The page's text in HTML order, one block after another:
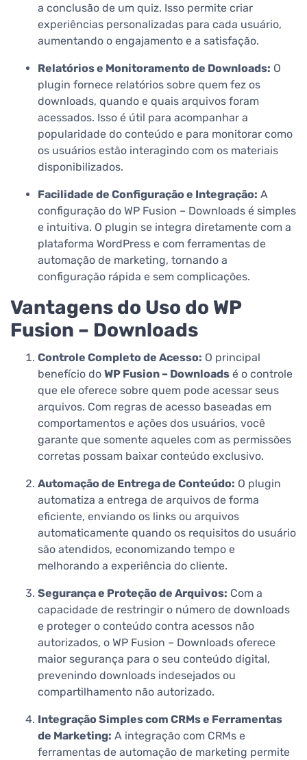
a conclusão de um quiz. Isso permite criar
experiências personalizadas para cada usuário,
aumentando o engajamento e a satisfação.
Relatórios e Monitoramento de Downloads: O
plugin fornece relatórios sobre quem fez os
downloads, quando e quais arquivos foram
acessados. Isso é útil para acompanhar a
popularidade do conteúdo e para monitorar como
os usuários estão interagindo com os materiais
disponibilizados.
Facilidade de Configuração e Integração: A
configuração do WP Fusion – Downloads é simples
e intuitiva. O plugin se integra diretamente com a
plataforma WordPress e com ferramentas de
automação de marketing, tornando a
configuração rápida e sem complicações.
Vantagens do Uso do WP
Fusion – Downloads
Controle Completo de Acesso: O principal
benefício do WP Fusion – Downloads é o controle
que ele oferece sobre quem pode acessar seus
arquivos. Com regras de acesso baseadas em
comportamentos e ações dos usuários, você
garante que somente aqueles com as permissões
corretas possam baixar conteúdo exclusivo.
Automação de Entrega de Conteúdo: O plugin
automatiza a entrega de arquivos de forma
eficiente, enviando os links ou arquivos
automaticamente quando os requisitos do usuário
são atendidos, economizando tempo e
melhorando a experiência do cliente.
Segurança e Proteção de Arquivos: Com a
capacidade de restringir o número de downloads
e proteger o conteúdo contra acessos não
autorizados, o WP Fusion – Downloads oferece
maior segurança para o seu conteúdo digital,
prevenindo downloads indesejados ou
compartilhamento não autorizado.
Integração Simples com CRMs e Ferramentas
de Marketing: A integração com CRMs e
ferramentas de automação de marketing permite